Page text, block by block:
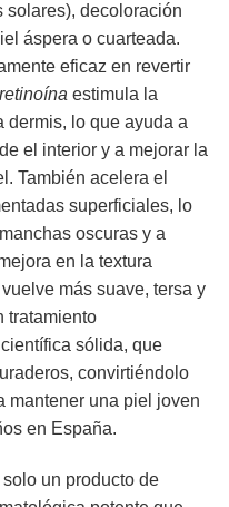
solares), decoloración
áspera o cuarteada.
eficaz en revertir
estimula la
dermis, lo que ayuda a
el interior y a mejorar la
También acelera el
superficiales, lo
oscuras y a
en la textura
más suave, tersa y
tratamiento
sólida, que
convirtiéndolo
mantener una piel joven
en España.
solo un producto de